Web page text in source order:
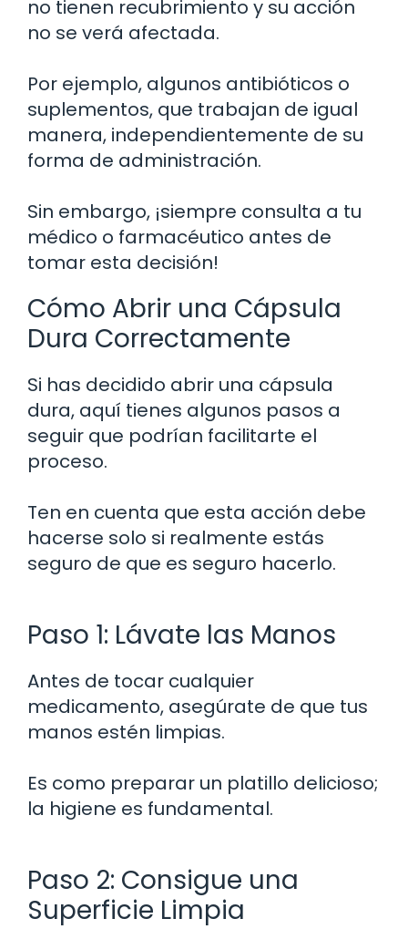
no tienen recubrimiento y su acción
no se verá afectada.
Por ejemplo, algunos antibióticos o
suplementos, que trabajan de igual
manera, independientemente de su
forma de administración.
Sin embargo, ¡siempre consulta a tu
médico o farmacéutico antes de
tomar esta decisión!
Cómo Abrir una Cápsula
Dura Correctamente
Si has decidido abrir una cápsula
dura, aquí tienes algunos pasos a
seguir que podrían facilitarte el
proceso.
Ten en cuenta que esta acción debe
hacerse solo si realmente estás
seguro de que es seguro hacerlo.
Paso 1: Lávate las Manos
Antes de tocar cualquier
medicamento, asegúrate de que tus
manos estén limpias.
Es como preparar un platillo delicioso;
la higiene es fundamental.
Paso 2: Consigue una
Superficie Limpia